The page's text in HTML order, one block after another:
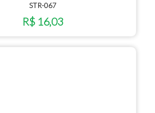
STR-067
R$ 16,03